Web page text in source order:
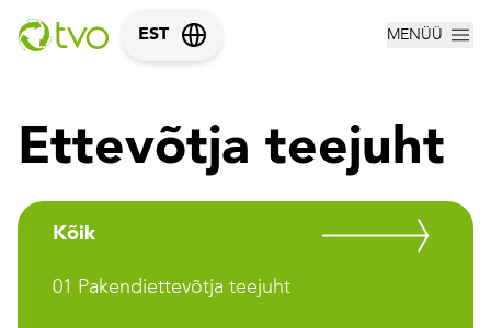
EST MENÜÜ
Ettevõtja teejuht
Kõik
01 Pakendiettevõtja teejuht